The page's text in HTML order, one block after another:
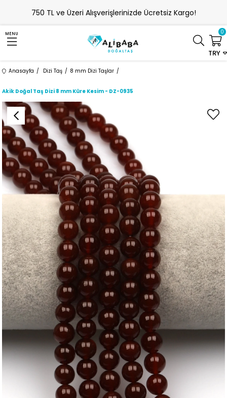
750 TL ve Üzeri Alışverişlerinizde Ücretsiz Kargo!
MENU
TRY
0
Anasayfa Dizi Taş 8 mm Dizi Taşlar
Akik Doğal Taş Dizi 8 mm Küre Kesim - DZ-0935